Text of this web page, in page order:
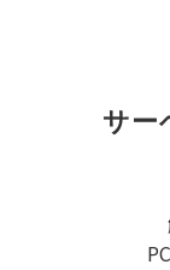
サー